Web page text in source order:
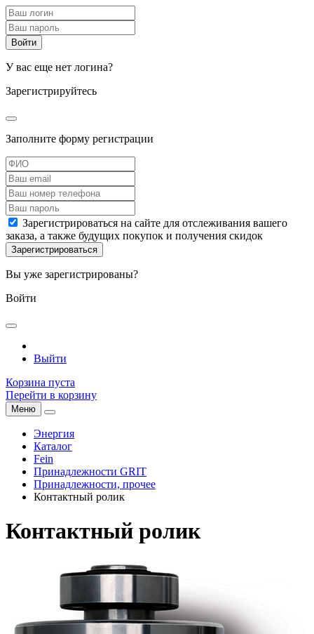
У вас еще нет логина?
Зарегистрируйтесь
Заполните форму регистрации
Зарегистрироваться на сайте для отслеживания вашего
заказа, а также будущих покупок и получения скидок
Вы уже зарегистрированы?
Войти
Выйти
Корзина пуста
Перейти в корзину
Меню
Энергия
Каталог
Fein
Принадлежности GRIT
Принадлежности, прочее
Контактный ролик
Контактный ролик